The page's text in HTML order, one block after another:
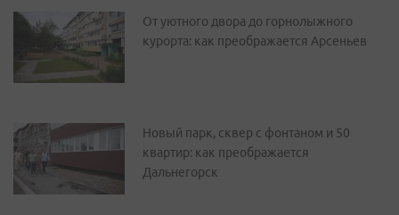
От уютного двора до горнолыжного
курорта: как преображается Арсеньев
Новый парк, сквер с фонтаном и 50
квартир: как преображается
Дальнегорск